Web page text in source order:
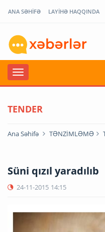
ANA SƏHİFƏ LAYİHƏ HAQQINDA
TENDER
Ana Səhifə TƏNZİMLƏMƏ
Süni qızıl yaradılıb
24-11-2015 14:15